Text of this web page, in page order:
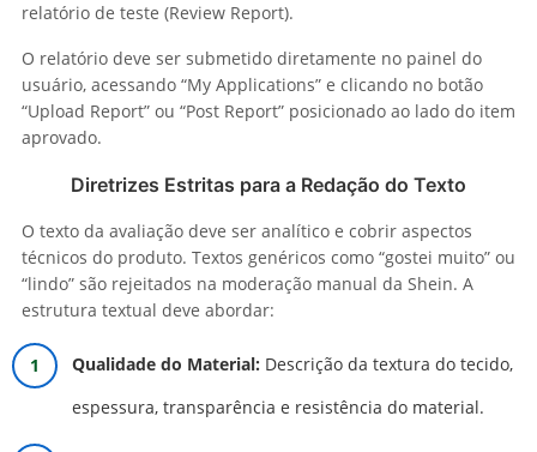
relatório de teste (Review Report).
O relatório deve ser submetido diretamente no painel do
usuário, acessando “My Applications” e clicando no botão
“Upload Report” ou “Post Report” posicionado ao lado do item
aprovado.
Diretrizes Estritas para a Redação do Texto
O texto da avaliação deve ser analítico e cobrir aspectos
técnicos do produto. Textos genéricos como “gostei muito” ou
“lindo” são rejeitados na moderação manual da Shein. A
estrutura textual deve abordar:
Qualidade do Material: Descrição da textura do tecido,
espessura, transparência e resistência do material.